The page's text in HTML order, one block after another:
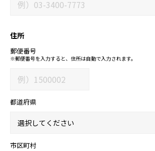
住所
郵便番号
※郵便番号を入力すると、住所は自動で入力されます。
都道府県
市区町村